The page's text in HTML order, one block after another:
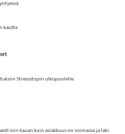
kautta
Stressstopin ulkopuolelle.
niin kauan kuin asiakkuus on voimassa ja laki